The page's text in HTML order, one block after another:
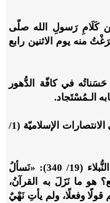
كَلَامِ رَسولِ الله صلّى
منه يوم الاثنين رابع
في كافّة الدُّهور
الـمُسْتَجاد.
فقد قال العلّامةُ الطُّوفيُّ (ت716) في الانتصارات الإسلاميّة (1/
وقال الحافظُ الذَّهبيُّ (ت 748) في النُّبلاء (19/ 340): «‌نَسألُ
هو ما نَزَلَ به القرآنُ،
وفعلًا، ولم يأتِ نَهْيٌ